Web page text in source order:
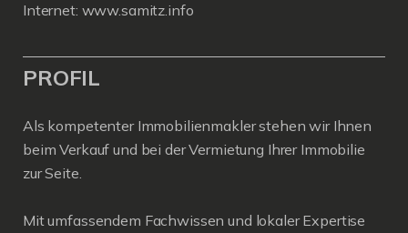
Internet: www.samitz.info
PROFIL
Als kompetenter Immobilienmakler stehen wir Ihnen
beim Verkauf und bei der Vermietung Ihrer Immobilie
zur Seite.
Mit umfassendem Fachwissen und lokaler Expertise